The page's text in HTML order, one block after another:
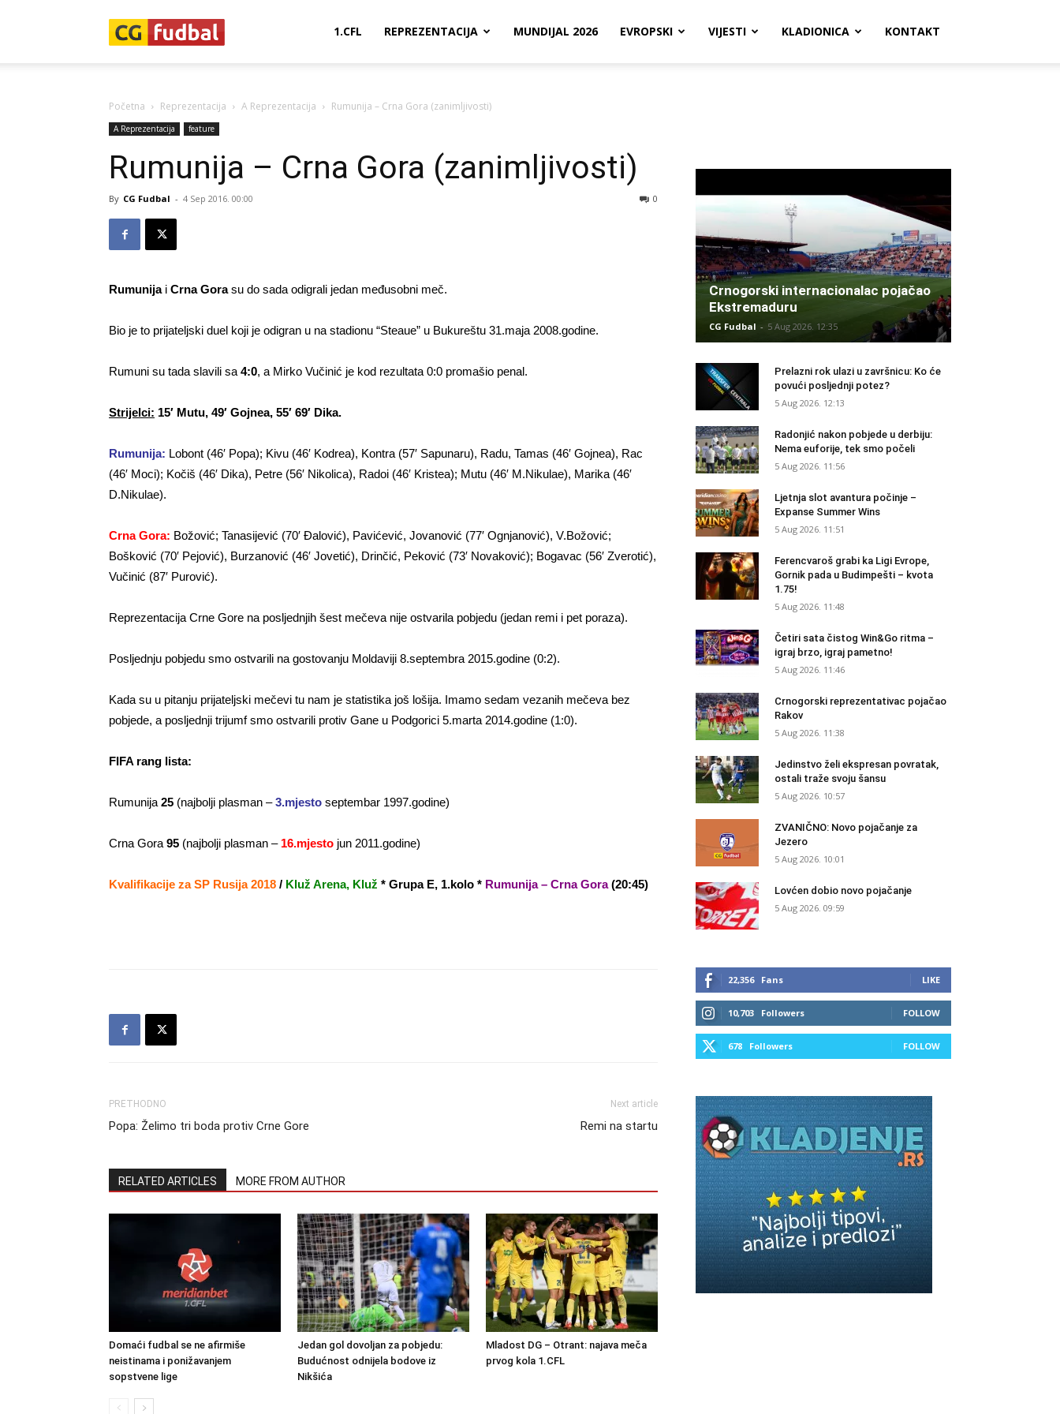
1.CFL REPREZENTACIJA MUNDIJAL 2026 EVROPSKI VIJESTI KLADIONICA KONTAKT
Početna Reprezentacija A Reprezentacija Rumunija – Crna Gora (zanimljivosti)
A Reprezentacija feature
Rumunija – Crna Gora (zanimljivosti)
By CG Fudbal - 4 Sep 2016. 00:00 0
Rumunijai Crna Gorasu do sada odigrali jedan međusobni meč.
Bio je to prijateljski duel koji je odigran u na stadionu “Steaue” u Bukureštu 31.maja 2008.godine.
Rumuni su tada slavili sa 4:0, a Mirko Vučinić je kod rezultata 0:0 promašio penal.
Strijelci: 15′ Mutu, 49′ Gojnea, 55′ 69′ Dika.
Rumunija: Lobont (46′ Popa); Kivu (46′ Kodrea), Kontra (57′ Sapunaru), Radu, Tamas (46′ Gojnea), Rac
(46′ Moci); Kočiš (46′ Dika), Petre (56′ Nikolica), Radoi (46′ Kristea); Mutu (46′ M.Nikulae), Marika (46′
D.Nikulae).
Crna Gora: Božović; Tanasijević (70′ Đalović), Pavićević, Jovanović (77′ Ognjanović), V.Božović;
Bošković (70′ Pejović), Burzanović (46′ Jovetić), Drinčić, Peković (73′ Novaković); Bogavac (56′ Zverotić),
Vučinić (87′ Purović).
Reprezentacija Crne Gore na posljednjih šest mečeva nije ostvarila pobjedu (jedan remi i pet poraza).
Posljednju pobjedu smo ostvarili na gostovanju Moldaviji 8.septembra 2015.godine (0:2).
Kada su u pitanju prijateljski mečevi tu nam je statistika još lošija. Imamo sedam vezanih mečeva bez
pobjede, a posljednji trijumf smo ostvarili protiv Gane u Podgorici 5.marta 2014.godine (1:0).
FIFA rang lista:
Rumunija 25 (najbolji plasman –3.mjesto septembar 1997.godine)
Crna Gora 95 (najbolji plasman – 16.mjesto jun 2011.godine)
Kvalifikacije za SP Rusija 2018 / Kluž Arena, Kluž * Grupa E, 1.kolo * Rumunija – Crna Gora(20:45)
PRETHODNO
Popa: Želimo tri boda protiv Crne Gore
Next article
Remi na startu
RELATED ARTICLES MORE FROM AUTHOR
Domaći fudbal se ne afirmiše
neistinama i ponižavanjem
sopstvene lige
Jedan gol dovoljan za pobjedu:
Budućnost odnijela bodove iz
Nikšića
Mladost DG – Otrant: najava meča
prvog kola 1.CFL
Crnogorski internacionalac pojačao
Ekstremaduru
CG Fudbal - 5 Aug 2026. 12:35
Prelazni rok ulazi u završnicu: Ko će
povući posljednji potez?
5 Aug 2026. 12:13
Radonjić nakon pobjede u derbiju:
Nema euforije, tek smo počeli
5 Aug 2026. 11:56
Ljetnja slot avantura počinje –
Expanse Summer Wins
5 Aug 2026. 11:51
Ferencvaroš grabi ka Ligi Evrope,
Gornik pada u Budimpešti – kvota
1.75!
5 Aug 2026. 11:48
Četiri sata čistog Win&Go ritma –
igraj brzo, igraj pametno!
5 Aug 2026. 11:46
Crnogorski reprezentativac pojačao
Rakov
5 Aug 2026. 11:38
Jedinstvo želi ekspresan povratak,
ostali traže svoju šansu
5 Aug 2026. 10:57
ZVANIČNO: Novo pojačanje za
Jezero
5 Aug 2026. 10:01
Lovćen dobio novo pojačanje
5 Aug 2026. 09:59
22,356 Fans LIKE
10,703 Followers FOLLOW
678 Followers FOLLOW